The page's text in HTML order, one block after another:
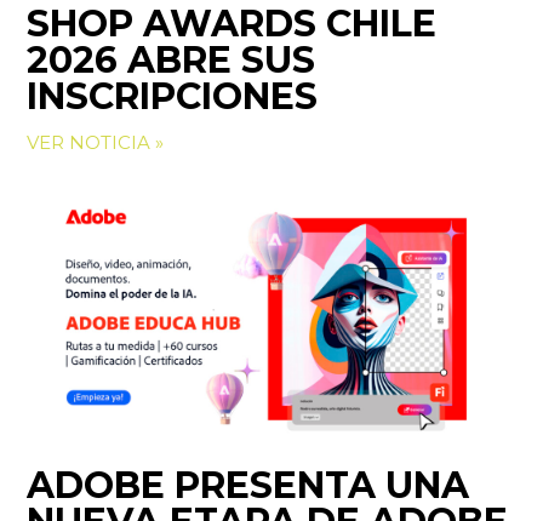
SHOP AWARDS CHILE
2026 ABRE SUS
INSCRIPCIONES
VER NOTICIA »
ADOBE PRESENTA UNA